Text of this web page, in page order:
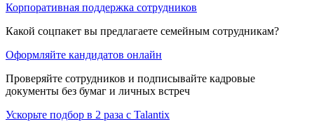
Корпоративная поддержка сотрудников
Какой соцпакет вы предлагаете семейным сотрудникам?
Оформляйте кандидатов онлайн
Проверяйте сотрудников и подписывайте кадровые
документы без бумаг и личных встреч
Ускорьте подбор в 2 раза с Talantix